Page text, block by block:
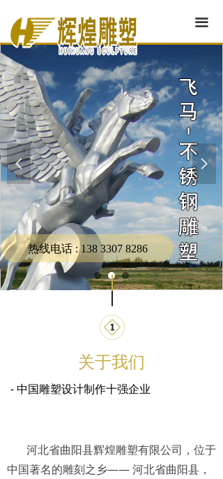
끀
热线电话 : 138 3307 8286
넳 넲
关于我们
- 中国雕塑设计制作十强企业
河北省曲阳县辉煌雕塑有限公司，位于
中国著名的雕刻之乡—— 河北省曲阳县，